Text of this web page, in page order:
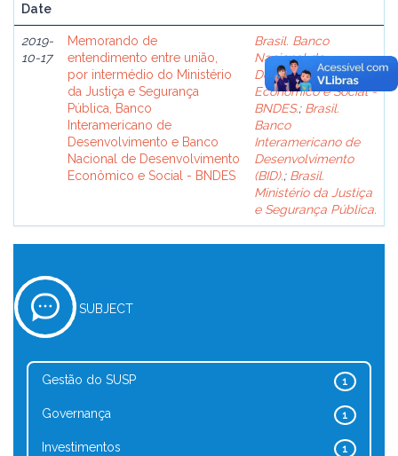
Date
2019-
10-17
Memorando de
entendimento entre união,
por intermédio do Ministério
da Justiça e Segurança
Pública, Banco
Interamericano de
Desenvolvimento e Banco
Nacional de Desenvolvimento
Econômico e Social - BNDES
Brasil. Banco
Nacional de
Desenvolvimento
Econômico e Social -
BNDES.; Brasil.
Banco
Interamericano de
Desenvolvimento
(BID).; Brasil.
Ministério da Justiça
e Segurança Pública.
SUBJECT
1
Gestão do SUSP
1
Governança
1
Investimentos